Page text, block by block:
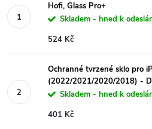
Hofi, Glass Pro+
Skladem - hned k
524 Kč
Ochranné tvrzené sklo pro
(2022/2021/2020/2018) -
Skladem - hned k
401 Kč